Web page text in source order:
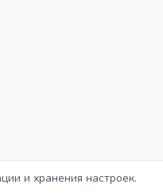
и хранения настроек.